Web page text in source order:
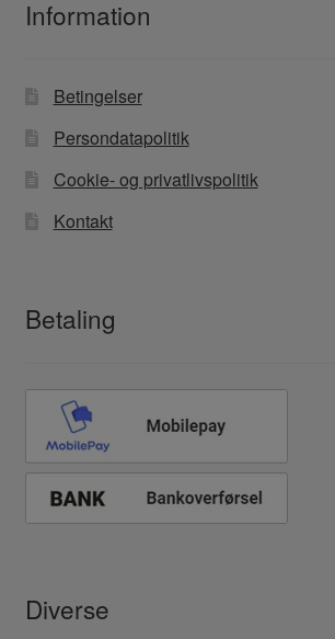
Information
Betingelser
Persondatapolitik
Cookie- og privatlivspolitik
Kontakt
Betaling
Diverse